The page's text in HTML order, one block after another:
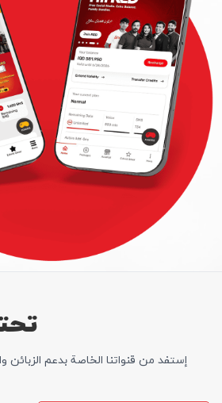
إستفد من قنواتنا الخاصة بدعم الزبائن